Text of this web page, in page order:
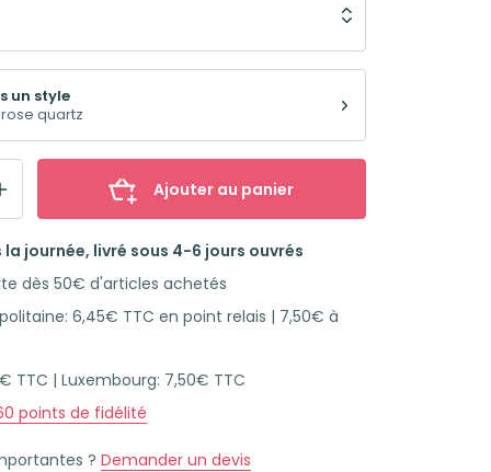
un style
quartz
Ajouter au panier
la journée, livré sous 4-6 jours ouvrés
dès 50€ d'articles achetés
6,45€ TTC en point relais | 7,50€ à
TTC | Luxembourg: 7,50€ TTC
points de fidélité
? Demander un devis